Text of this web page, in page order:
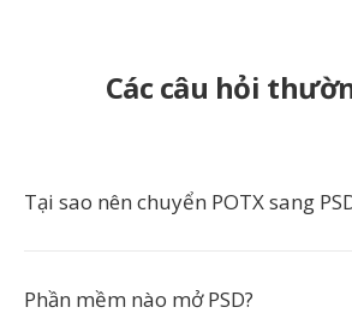
Các câu hỏi
Tại sao nên chuyển POTX sang
Phần mềm nào mở PSD?